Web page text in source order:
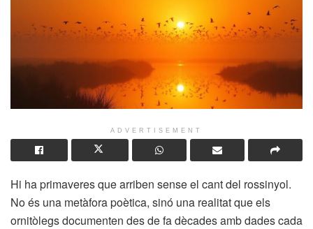
ADVERTISEMENT
Hi ha primaveres que arriben sense el cant del rossinyol.
No és una metàfora poètica, sinó una realitat que els
ornitòlegs documenten des de fa dècades amb dades cada